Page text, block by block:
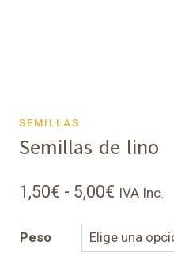
SEMILLAS
Semillas de lino
1,50€ - 5,00€ Rango
precios:
IVA Inc.
Peso